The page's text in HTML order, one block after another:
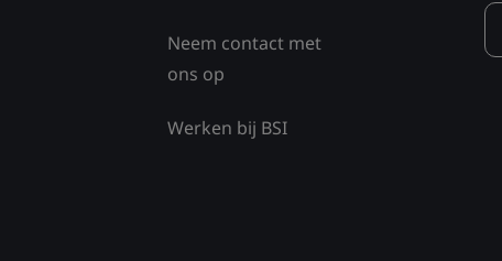
Neem contact met
ons op
Werken bij BSI